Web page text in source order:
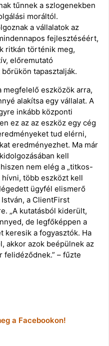
tűnnek a szlogenekben
moráltól.
a vállalatok az
fejlesztéséért,
ritkán történik meg,
előremutató
tapasztalják.
megfelelő eszközök arra,
alakítsa egy vállalat. A
inkább központi
ez az az eszköz egy cég
tud elérni,
eredményezhet. Ma már
kell
nem elég a „titkos-
több eszközt kell
ügyfél elismerő
István, a ClientFirst
„A kutatásból kiderült,
de legfőképpen a
keresik a fogyasztók. Ha
akkor azok beépülnek az
felidéződnek.” – fűzte
a Facebookon!